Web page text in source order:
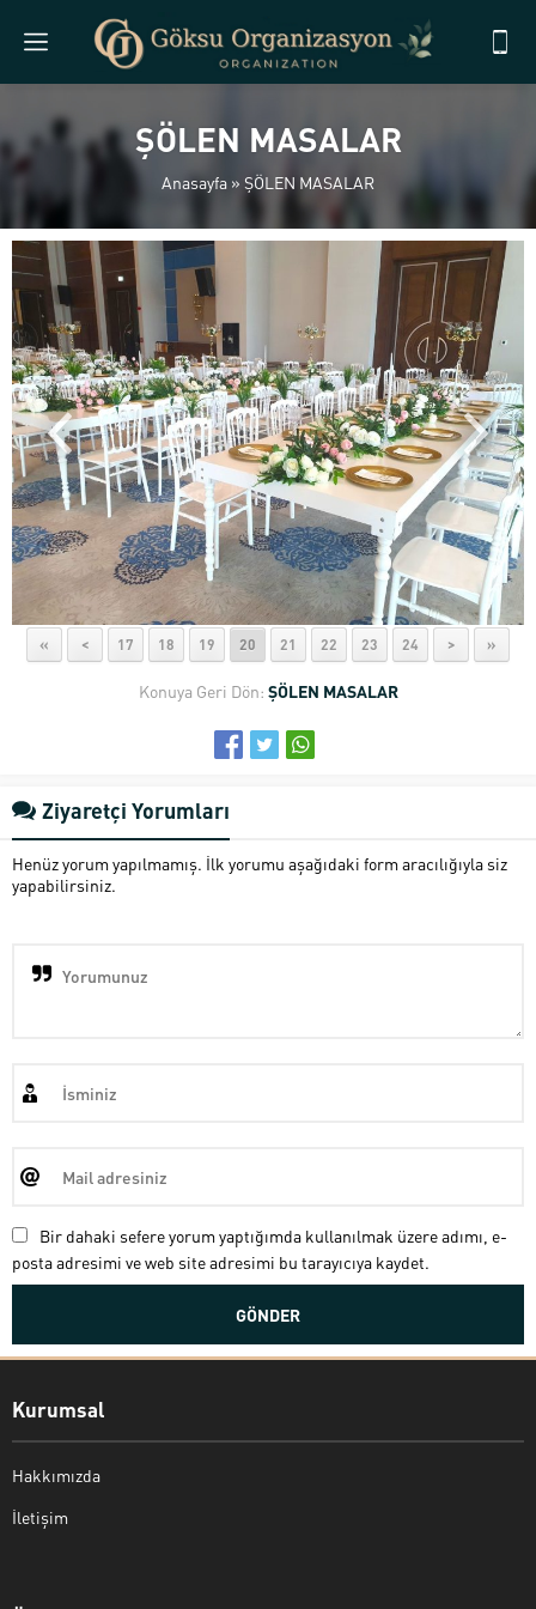
ŞÖLEN MASALAR
Anasayfa » ŞÖLEN MASALAR
« < 17 18 19 20 21 22 23 24 > »
Konuya Geri Dön: ŞÖLEN MASALAR
Ziyaretçi Yorumları
Henüz yorum yapılmamış. İlk yorumu aşağıdaki form aracılığıyla siz
yapabilirsiniz.
Bir dahaki sefere yorum yaptığımda kullanılmak üzere adımı, e-
posta adresimi ve web site adresimi bu tarayıcıya kaydet.
Kurumsal
Hakkımızda
İletişim